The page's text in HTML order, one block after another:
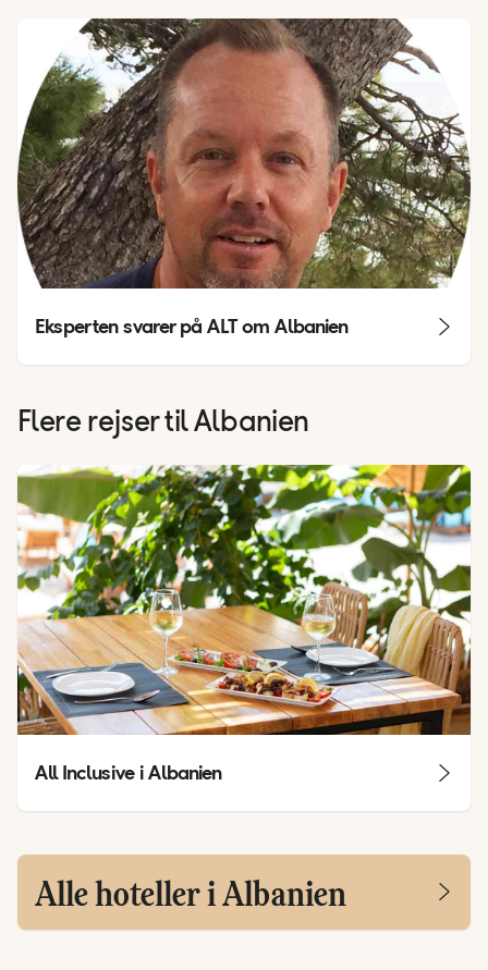
Eksperten svarer på ALT om Albanien
Flere rejser til Albanien
All Inclusive i Albanien
Alle hoteller i Albanien